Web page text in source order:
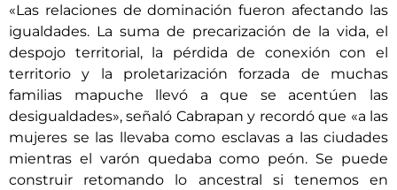
«Las relaciones de dominación fueron afectando las
igualdades. La suma de precarización de la vida, el
despojo territorial, la pérdida de conexión con el
territorio y la proletarización forzada de muchas
familias mapuche llevó a que se acentúen las
desigualdades», señaló Cabrapan y recordó que «a las
mujeres se las llevaba como esclavas a las ciudades
mientras el varón quedaba como peón. Se puede
construir retomando lo ancestral si tenemos en